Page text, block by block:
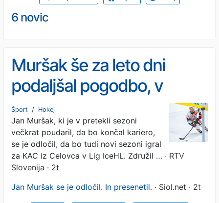
6 novic
Muršak še za leto dni
podaljšal pogodbo, v
Celovcu bo ostal tudi po
koncu kariere
Šport / Hokej
Jan Muršak, ki je v pretekli sezoni
večkrat poudaril, da bo končal kariero,
se je odločil, da bo tudi novi sezoni igral
za KAC iz Celovca v Lig IceHL. Združil … · RTV
Slovenija · 2t
Jan Muršak se je odločil. In presenetil. · Siol.net · 2t